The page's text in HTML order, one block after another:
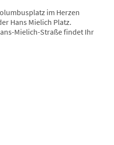
im Herzen
Hans Mielich Platz.
Mielich-Straße findet Ihr